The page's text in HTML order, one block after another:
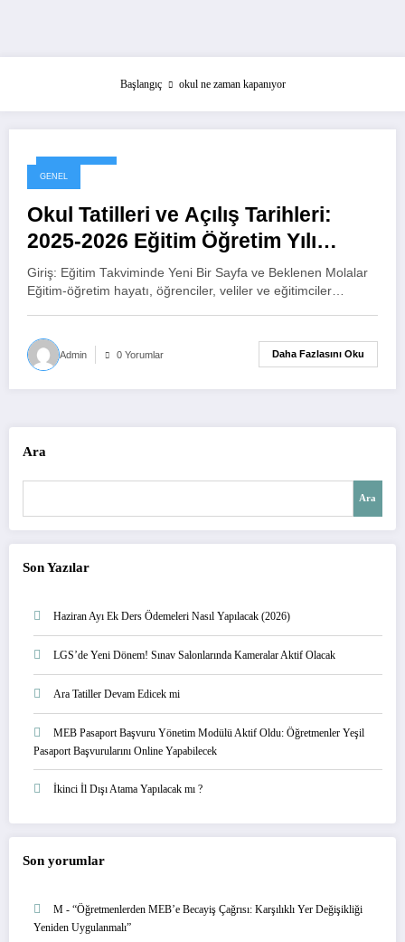
Başlangıç okul ne zaman kapanıyor
1 Aralık 2025
GENEL
Okul Tatilleri ve Açılış Tarihleri:
2025-2026 Eğitim Öğretim Yılı
Rehberi
Giriş: Eğitim Takviminde Yeni Bir Sayfa ve Beklenen Molalar
Eğitim-öğretim hayatı, öğrenciler, veliler ve eğitimciler…
Admin 0 Yorumlar Daha Fazlasını Oku
Ara
Ara
Son Yazılar
Haziran Ayı Ek Ders Ödemeleri Nasıl Yapılacak (2026)
LGS’de Yeni Dönem! Sınav Salonlarında Kameralar Aktif Olacak
Ara Tatiller Devam Edicek mi
MEB Pasaport Başvuru Yönetim Modülü Aktif Oldu: Öğretmenler Yeşil
Pasaport Başvurularını Online Yapabilecek
İkinci İl Dışı Atama Yapılacak mı ?
Son yorumlar
M - “Öğretmenlerden MEB’e Becayiş Çağrısı: Karşılıklı Yer Değişikliği
Yeniden Uygulanmalı”